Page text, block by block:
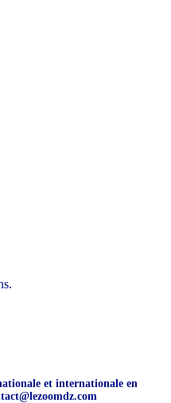
et internationale en